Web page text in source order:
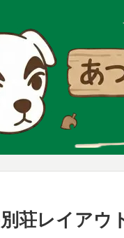
荘レイアウ